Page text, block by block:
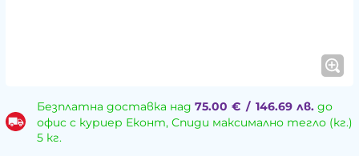
Безплатна доставка над 75.00 € / 146.69 лв.до
офис с куриер Еконт, Спиди максимално тегло (кг.)
5 кг.